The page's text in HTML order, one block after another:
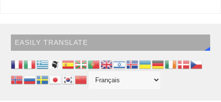
EASILY TRANSLATE